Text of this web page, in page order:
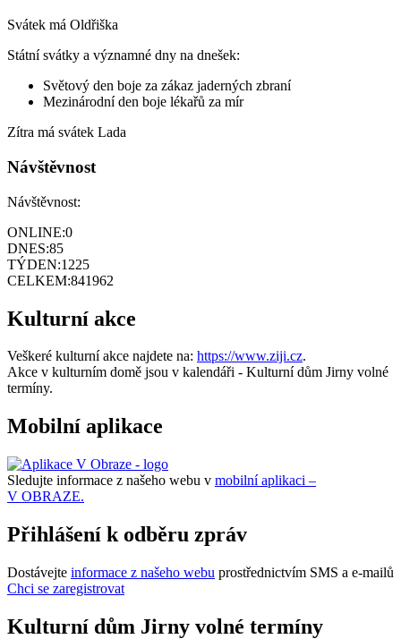
Svátek má Oldřiška
Státní svátky a významné dny na dnešek:
Světový den boje za zákaz jaderných zbraní
Mezinárodní den boje lékařů za mír
Zítra má svátek Lada
Návštěvnost
Návštěvnost:
ONLINE:0
DNES:85
TÝDEN:1225
CELKEM:841962
Kulturní akce
Veškeré kulturní akce najdete na: https://www.ziji.cz.
Akce v kulturním domě jsou v kalendáři - Kulturní dům Jirny volné
termíny.
Mobilní aplikace
Sledujte informace z našeho webu v mobilní aplikaci –
V OBRAZE.
Přihlášení k odběru zpráv
Dostávejte informace z našeho webu prostřednictvím SMS a e-mailů
Chci se zaregistrovat
Kulturní dům Jirny volné termíny